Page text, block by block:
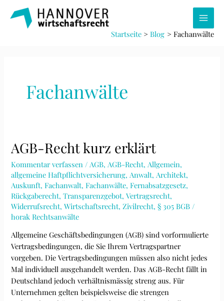
Inhalt
springen
Main
Startseite Blog Fachanwälte
Fachanwälte
AGB-Recht kurz erklärt
Kommentar verfassen / AGB, AGB-Recht, Allgemein,
allgemeine Haftpflichtversicherung, Anwalt, Architekt,
Auskunft,Fachanwalt,Fachanwälte,Fernabsatzgesetz,
Rückgaberecht,Transparenzgebot,Vertragsrecht,
Widerrufsrecht,Wirtschaftsrecht,Zivilrecht,§ 305 BGB /
horak Rechtsanwälte
Allgemeine Geschäftsbedingungen (AGB) sind vorformulierte
Vertragsbedingungen, die Sie Ihrem Vertragspartner
vorgeben. Die Vertragsbedingungen müssen also nicht jedes
Mal individuell ausgehandelt werden. Das AGB-Recht fällt in
Deutschland jedoch verhältnismässig streng aus. Für
Unternehmen gelten beispielsweise die strengen